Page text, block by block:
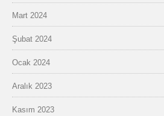
Mart 2024
Şubat 2024
Ocak 2024
Aralık 2023
Kasım 2023